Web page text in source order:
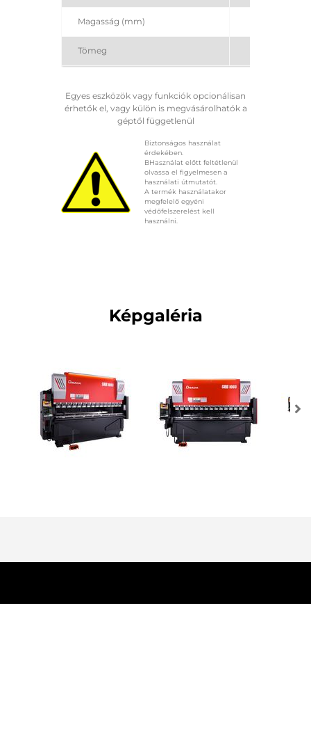
Magasság (mm)
Tömeg
Egyes eszközök vagy funkciók opcionálisan
érhetők el, vagy külön is megvásárolhatók a
géptől függetlenül
Biztonságos használat
érdekében.
BHasználat előtt feltétlenül
olvassa el figyelmesen a
használati útmutatót.
A termék használatakor
megfelelő egyéni
védőfelszerelést kell
használni.
Képgaléria